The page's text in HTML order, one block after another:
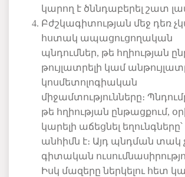
կարող է ծննդաբերել շատ
Բժշկագիտության մեջ դեռ
հստակ ապացուցողական
պնդումներ, թե հղիության
թույլատրելի կամ
կոսմետոլոգիական
միջամտությունները։
թե հղիության ընթացքում,
կարելի աճեցնել եղունգները՝
անհիմն է։ Այդ պնդման տակ
գիտական
Իսկ մազերը ներկելու հետ